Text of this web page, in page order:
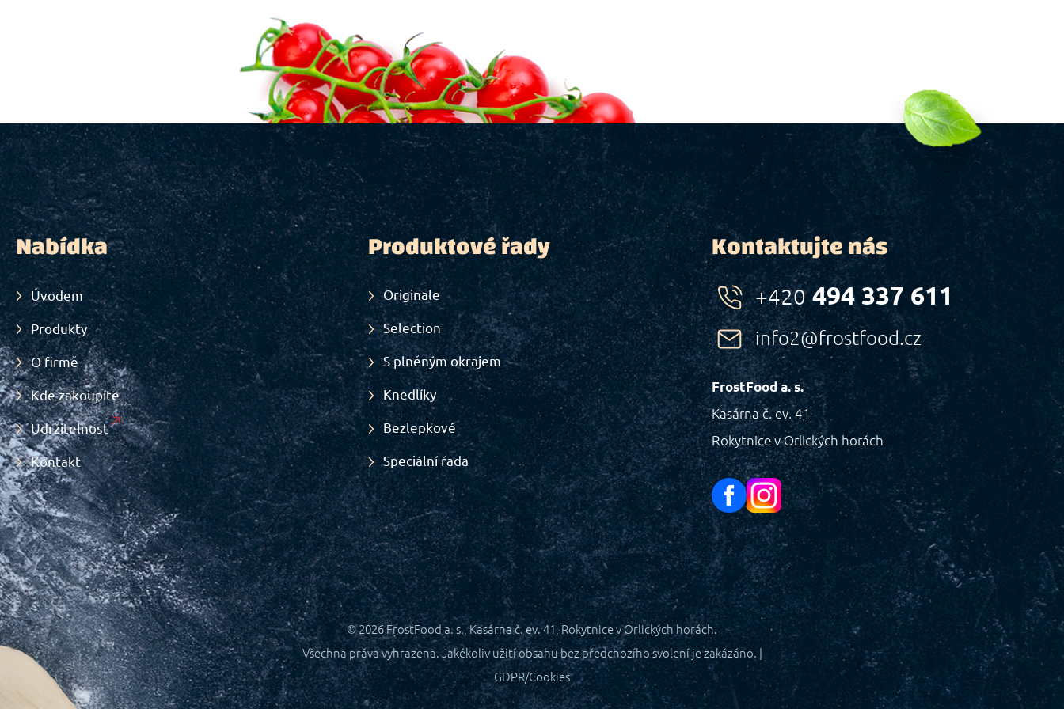
Nabídka
Úvodem
Produkty
O firmě
Kde zakoupíte
Udržitelnost
Kontakt
Produktové řady
Originale
Selection
S plněným okrajem
Knedlíky
Bezlepkové
Speciální řada
Kontaktujte nás
+420494 337 611
info2@frostfood.cz
FrostFood a. s.
Kasárna č. ev. 41
Rokytnice v Orlických horách
© 2026FrostFood a. s., Kasárna č. ev. 41, Rokytnice v Orlických horách.
Všechna práva vyhrazena. Jakékoliv užití obsahu bez předchozího svolení je zakázáno. |
GDPR/Cookies